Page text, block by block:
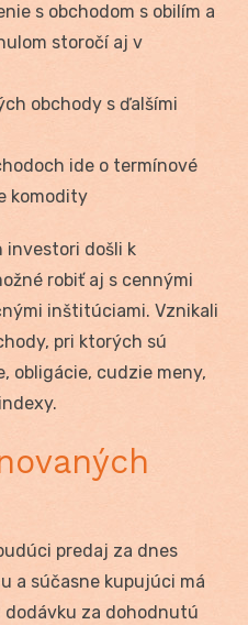
s obchodom s obilím a
storočí aj v
obchody s ďalšími
ide o termínové
komodity
investori došli k
robiť aj s cennými
inštitúciami. Vznikali
pri ktorých sú
obligácie, cudzie meny,
predaj za dnes
a súčasne kupujúci má
za dohodnutú